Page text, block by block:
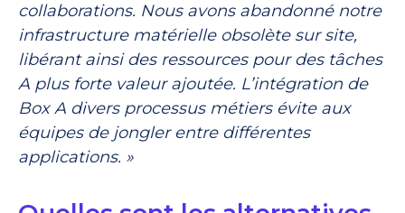
collaborations. Nous avons abandonné notre
infrastructure matérielle obsolète sur site,
libérant ainsi des ressources pour des tâches
A plus forte valeur ajoutée. L’intégration de
Box A divers processus métiers évite aux
équipes de jongler entre différentes
applications. »